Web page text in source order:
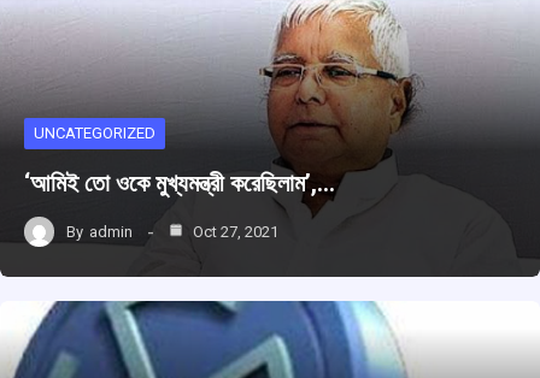
UNCATEGORIZED
‘আমিই তো ওকে মুখ্যমন্ত্রী করেছিলাম’,…
By admin Oct 27, 2021